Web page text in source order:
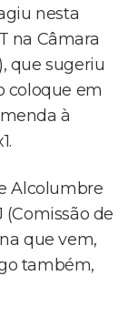
nesta
na Câmara
que sugeriu
coloque em
à
Alcolumbre
(Comissão de
que vem,
também,